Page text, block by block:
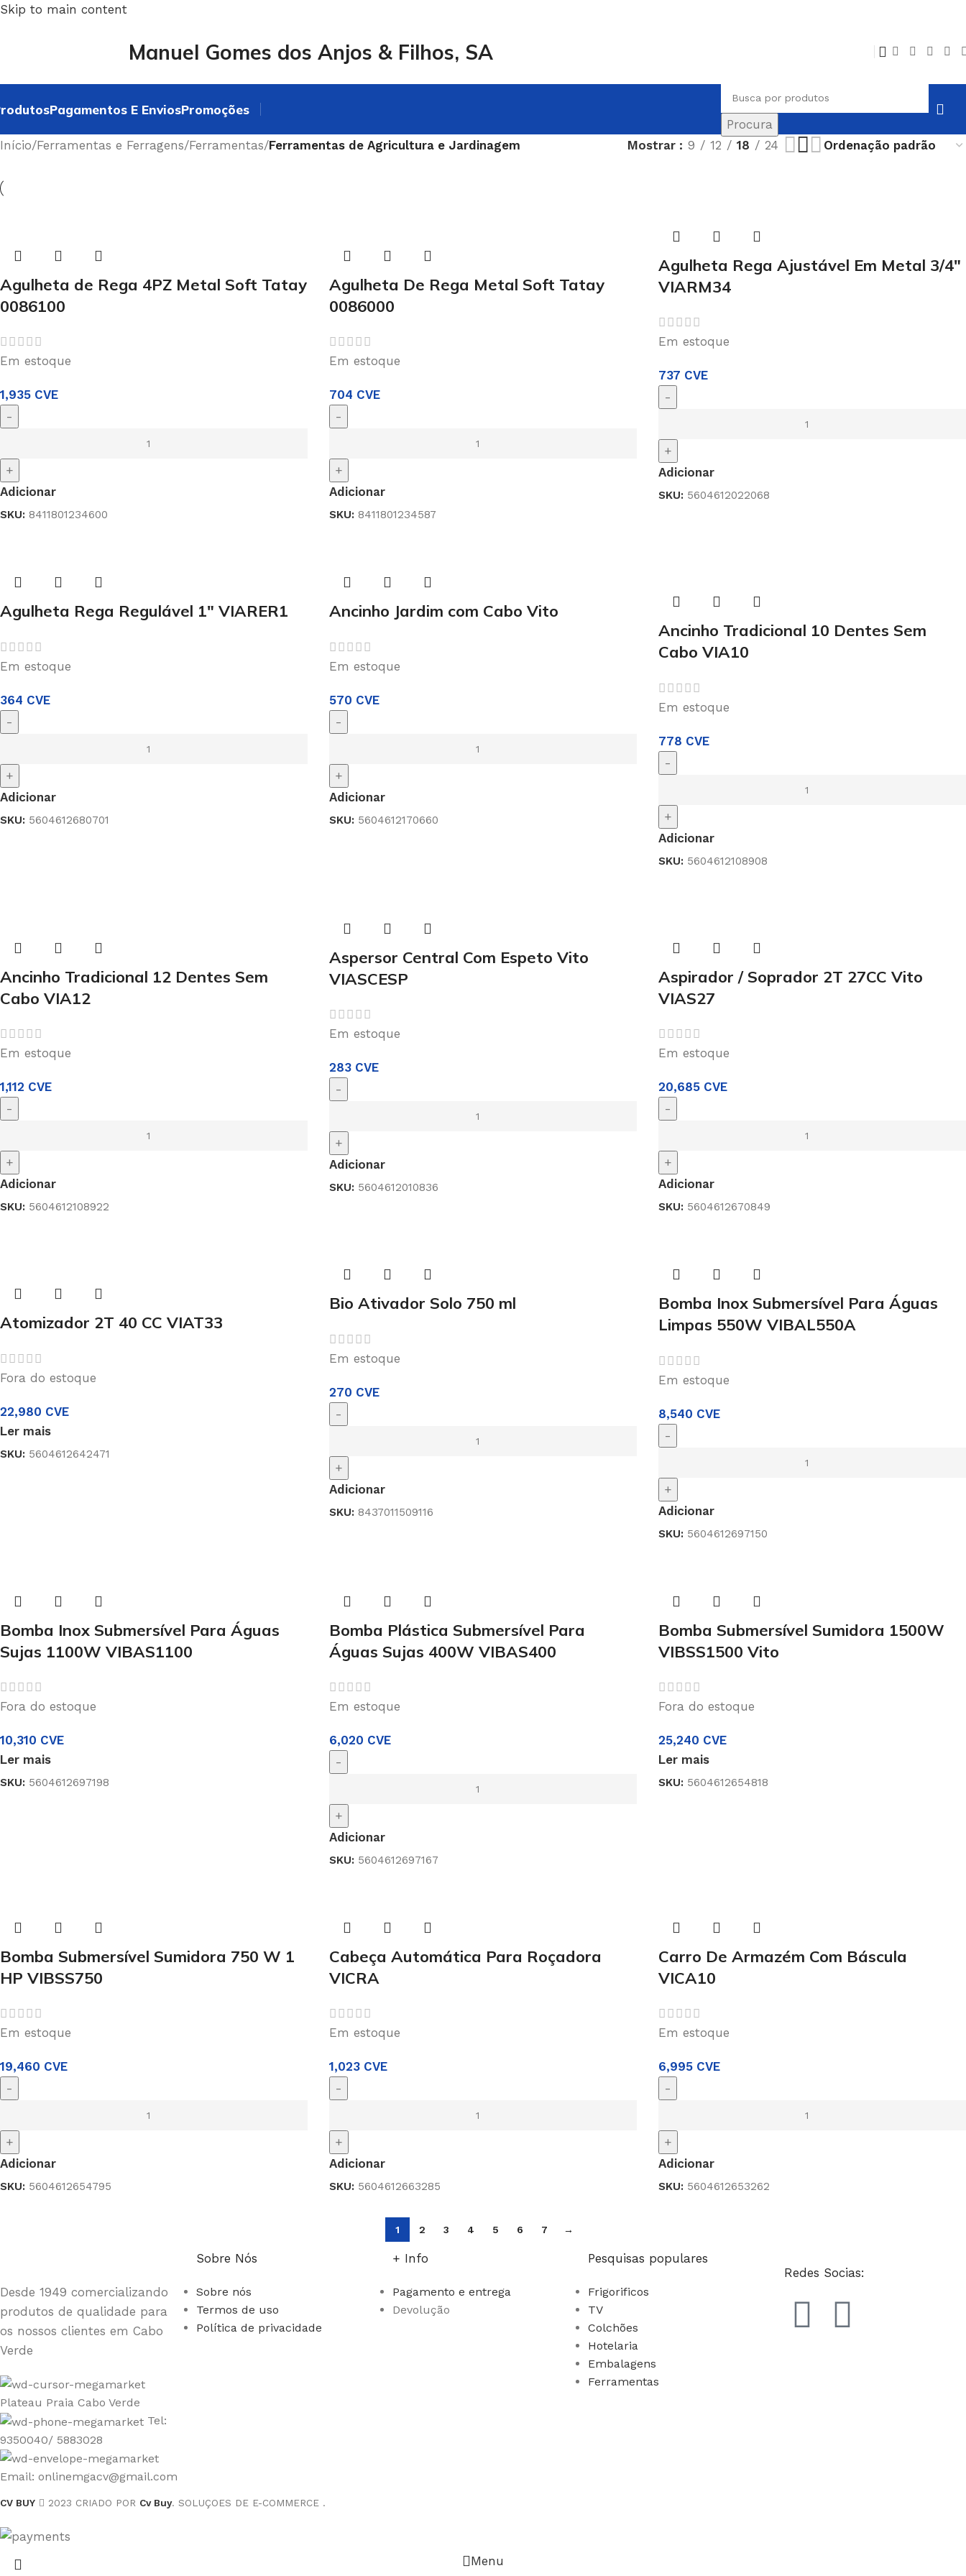
Skip to main content
Manuel Gomes dos Anjos & Filhos, SA
Pagamentos E EnviosPromoções
Procura
Início/Ferramentas e Ferragens/Ferramentas/Ferramentas de Agricultura e Jardinagem Mostrar 9 12 18 24
Agulheta de Rega 4PZ Metal Soft Tatay
0086100
Em estoque
1,935 CVE
-
+
Adicionar
SKU: 8411801234600
Agulheta De Rega Metal Soft Tatay
0086000
Em estoque
704 CVE
-
+
Adicionar
SKU: 8411801234587
Agulheta Rega Ajustável Em Metal 3/4″
VIARM34
Em estoque
737 CVE
-
+
Adicionar
SKU: 5604612022068
Agulheta Rega Regulável 1″ VIARER1
Em estoque
364 CVE
-
+
Adicionar
SKU: 5604612680701
Ancinho Jardim com Cabo Vito
Em estoque
570 CVE
-
+
Adicionar
SKU: 5604612170660
Ancinho Tradicional 10 Dentes Sem
Cabo VIA10
Em estoque
778 CVE
-
+
Adicionar
SKU: 5604612108908
Ancinho Tradicional 12 Dentes Sem
Cabo VIA12
Em estoque
1,112 CVE
-
+
Adicionar
SKU: 5604612108922
Aspersor Central Com Espeto Vito
VIASCESP
Em estoque
283 CVE
-
+
Adicionar
SKU: 5604612010836
Aspirador / Soprador 2T 27CC Vito
VIAS27
Em estoque
20,685 CVE
-
+
Adicionar
SKU: 5604612670849
Atomizador 2T 40 CC VIAT33
Fora do estoque
22,980 CVE
Ler mais
SKU: 5604612642471
Bio Ativador Solo 750 ml
Em estoque
270 CVE
-
+
Adicionar
SKU: 8437011509116
Bomba Inox Submersível Para Águas
Limpas 550W VIBAL550A
Em estoque
8,540 CVE
-
+
Adicionar
SKU: 5604612697150
Bomba Inox Submersível Para Águas
Sujas 1100W VIBAS1100
Fora do estoque
10,310 CVE
Ler mais
SKU: 5604612697198
Bomba Plástica Submersível Para
Águas Sujas 400W VIBAS400
Em estoque
6,020 CVE
-
+
Adicionar
SKU: 5604612697167
Bomba Submersível Sumidora 1500W
VIBSS1500 Vito
Fora do estoque
25,240 CVE
Ler mais
SKU: 5604612654818
Bomba Submersível Sumidora 750 W 1
HP VIBSS750
Em estoque
19,460 CVE
-
+
Adicionar
SKU: 5604612654795
Cabeça Automática Para Roçadora
VICRA
Em estoque
1,023 CVE
-
+
Adicionar
SKU: 5604612663285
Carro De Armazém Com Báscula
VICA10
Em estoque
6,995 CVE
-
+
Adicionar
SKU: 5604612653262
1 2 3 4 5 6 7 →
Desde 1949 comercializando
produtos de qualidade para
os nossos clientes em Cabo
Verde
Plateau Praia Cabo Verde
Tel:
9350040/ 5883028
Email: onlinemgacv@gmail.com
Sobre Nós
Sobre nós
Termos de uso
Política de privacidade
+ Info
Pagamento e entrega
Devolução
Pesquisas populares
Frigorificos
TV
Colchões
Hotelaria
Embalagens
Ferramentas
Redes Socias:
CV BUY 2023 CRIADO POR Cv Buy. SOLUÇOES DE E-COMMERCE .
Menu